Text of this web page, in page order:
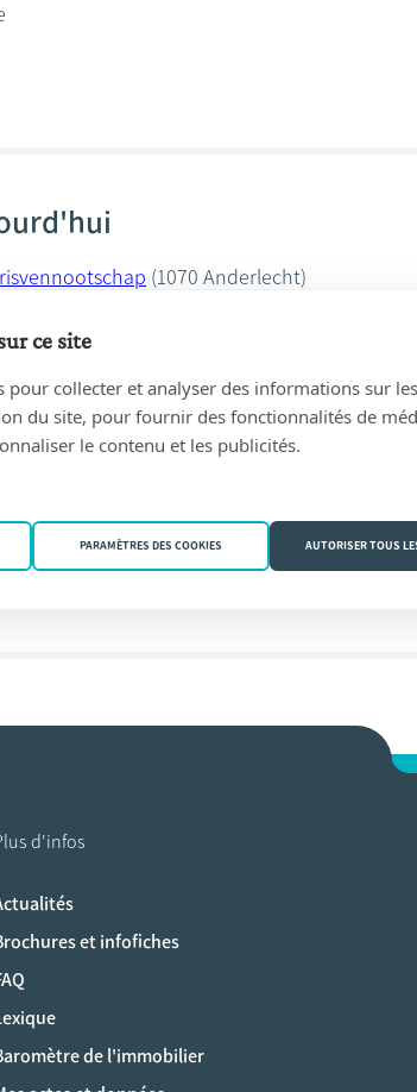
(1070 Anderlecht)
2026
en étudeChristian VAN CAMPENHOUT,
d'infos
et infofiches
de l'immobilier
ce site
pour collecter et analyser des informations sur les
du site, pour fournir des fonctionnalités de
le contenu et les publicités.
PARAMÈTRES DES COOKIES AUTORISER TOUS